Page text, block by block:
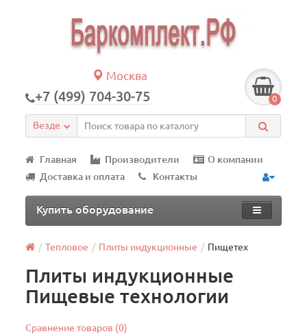
Москва
+7 (499) 704-30-75 0
Везде
Главная Производители
О компании
Доставка и оплата
Контакты
Купить оборудование
Тепловое Плиты индукционные Пищетех
Плиты индукционные
Пищевые технологии
Сравнение товаров (0)